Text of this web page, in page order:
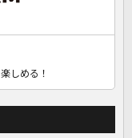
しめる！